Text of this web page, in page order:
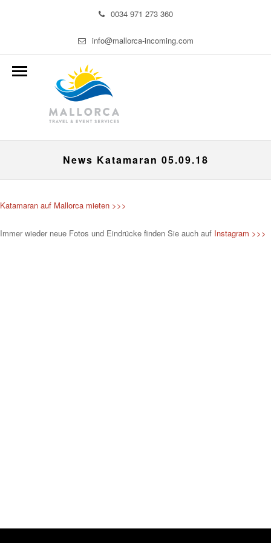
0034 971 273 360
info@mallorca-incoming.com
News Katamaran 05.09.18
Katamaran auf Mallorca mieten >>>
Immer wieder neue Fotos und Eindrücke finden Sie auch auf Instagram >>>